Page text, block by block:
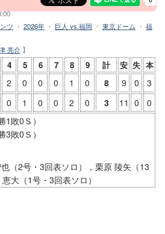
野球場
タジアム
ツ ・ 2026年 ・ 巨人 vs.福岡 ・ 東京ドーム ・ 福
亮介 】
4 5 6 7 8 9 計 安 失 本
2 0 0 0 1 0 8 9 0
3
0 1 0 0 2 0 3 11 0
0
敗0Ｓ）
敗0Ｓ）
（2号・3回表ソロ），栗原 陵矢（13
大（1号・3回表ソロ）